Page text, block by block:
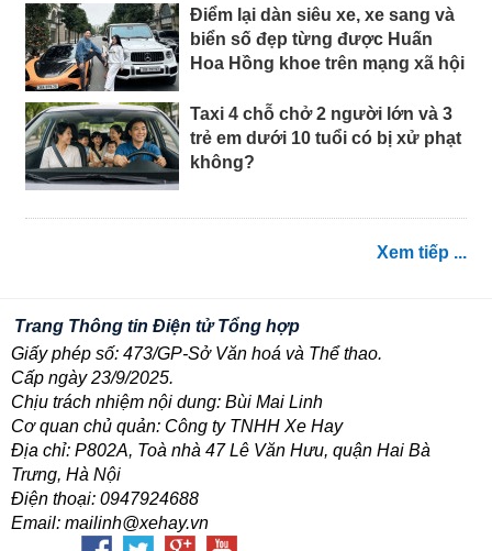
Điểm lại dàn siêu xe, xe sang và
biển số đẹp từng được Huấn
Hoa Hồng khoe trên mạng xã hội
Taxi 4 chỗ chở 2 người lớn và 3
trẻ em dưới 10 tuổi có bị xử phạt
không?
Xem tiếp ...
Trang Thông tin Điện tử Tổng hợp
Giấy phép số: 473/GP-Sở Văn hoá và Thể thao.
Cấp ngày 23/9/2025.
Chịu trách nhiệm nội dung: Bùi Mai Linh
Cơ quan chủ quản: Công ty TNHH Xe Hay
Địa chỉ: P802A, Toà nhà 47 Lê Văn Hưu, quận Hai Bà
Trưng, Hà Nội
Điện thoại: 0947924688
Email: mailinh@xehay.vn